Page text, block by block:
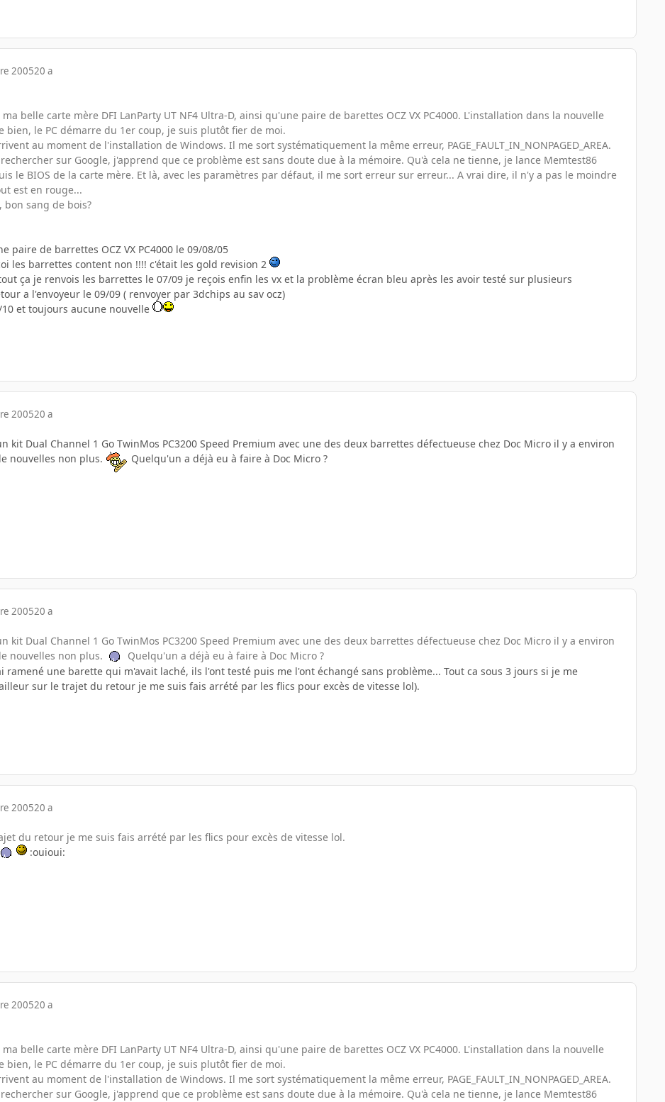
200520 a
belle carte mère DFI LanParty UT NF4 Ultra-D, ainsi qu'une paire de barettes OCZ VX PC4000. L'installation dans la nouvelle
bien, le PC démarre du 1er coup, je suis plutôt fier de moi.
au moment de l'installation de Windows. Il me sort systématiquement la même erreur, PAGE_FAULT_IN_NONPAGED_AREA.
sur Google, j'apprend que ce problème est sans doute due à la mémoire. Qu'à cela ne tienne, je lance Memtest86
le BIOS de la carte mère. Et là, avec les paramètres par défaut, il me sort erreur sur erreur... A vrai dire, il n'y a pas le moindre
est en rouge...
bon sang de bois?
paire de barrettes OCZ VX PC4000 le 09/08/05
les barrettes content non !!!! c'était les gold revision 2
ça je renvois les barrettes le 07/09 je reçois enfin les vx et la problème écran bleu après les avoir testé sur plusieurs
a l'envoyeur le 09/09 ( renvoyer par 3dchips au sav ocz)
et toujours aucune nouvelle
200520 a
kit Dual Channel 1 Go TwinMos PC3200 Speed Premium avec une des deux barrettes défectueuse chez Doc Micro il y a environ
nouvelles non plus.
Quelqu'un a déjà eu à faire à Doc Micro ?
200520 a
kit Dual Channel 1 Go TwinMos PC3200 Speed Premium avec une des deux barrettes défectueuse chez Doc Micro il y a environ
nouvelles non plus.
Quelqu'un a déjà eu à faire à Doc Micro ?
ramené une barette qui m'avait laché, ils l'ont testé puis me l'ont échangé sans problème... Tout ca sous 3 jours si je me
sur le trajet du retour je me suis fais arrété par les flics pour excès de vitesse lol).
200520 a
du retour je me suis fais arrété par les flics pour excès de vitesse lol.
:ouioui:
200520 a
belle carte mère DFI LanParty UT NF4 Ultra-D, ainsi qu'une paire de barettes OCZ VX PC4000. L'installation dans la nouvelle
bien, le PC démarre du 1er coup, je suis plutôt fier de moi.
au moment de l'installation de Windows. Il me sort systématiquement la même erreur, PAGE_FAULT_IN_NONPAGED_AREA.
sur Google, j'apprend que ce problème est sans doute due à la mémoire. Qu'à cela ne tienne, je lance Memtest86